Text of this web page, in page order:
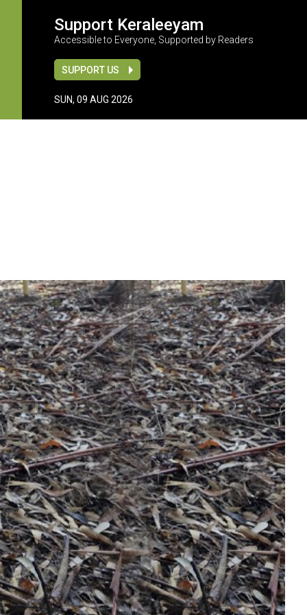
Support Keraleeyam
Accessible to Everyone, Supported by Readers
SUPPORT US
SUN, 09 AUG 2026